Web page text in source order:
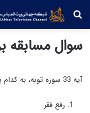
جستجو
سوال مسابقه
آیه 33 سوره توبه، به کدام یک از زیبایی های دوران ظهور اشاره دارد؟
رفع فقر